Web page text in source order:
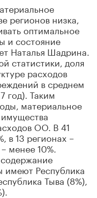
регионов низка,
оптимальное
и состояние
Наталья Шадрина.
статистики, доля
расходов
в среднем
год). Таким
материальное
ОО. В 41
в 13 регионах –
менее 10%.
имеют Республика
Тыва (8%),